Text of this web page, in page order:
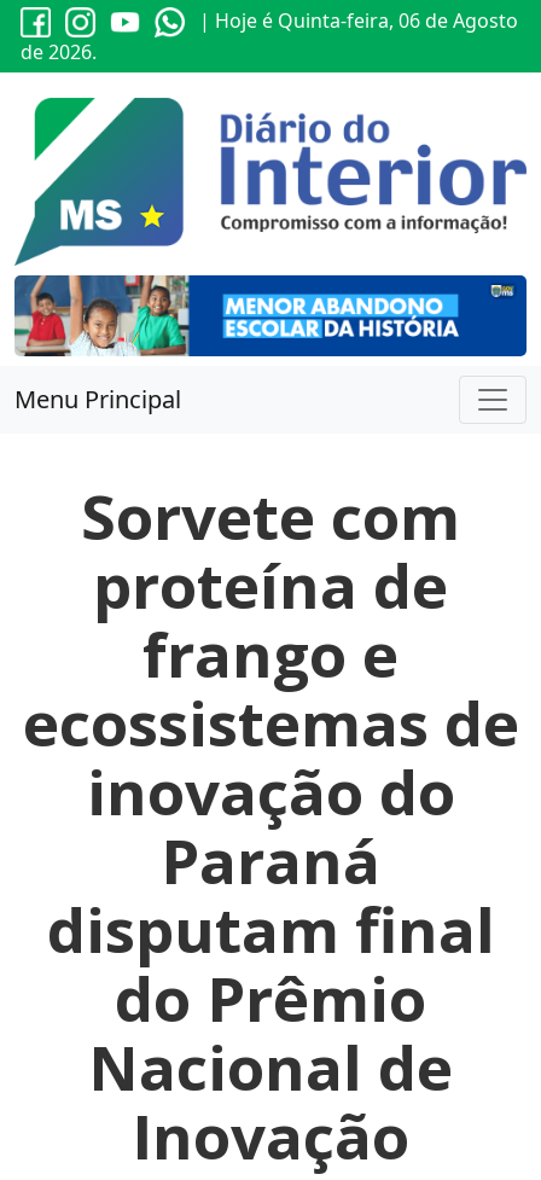
| Hoje é Quinta-feira, 06 de Agosto
de 2026.
Menu Principal
Sorvete com
proteína de
frango e
ecossistemas de
inovação do
Paraná
disputam final
do Prêmio
Nacional de
Inovação